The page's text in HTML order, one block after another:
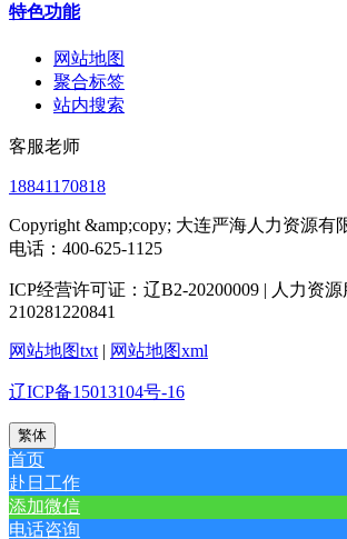
特色功能
网站地图
聚合标签
站内搜索
客服老师
18841170818
Copyright &amp;copy; 大连严海人力资源有
电话：400-625-1125
ICP经营许可证：辽B2-20200009 | 人力资源
210281220841
网站地图txt | 网站地图xml
辽ICP备15013104号-16
繁体
首页
赴日工作
添加微信
电话咨询